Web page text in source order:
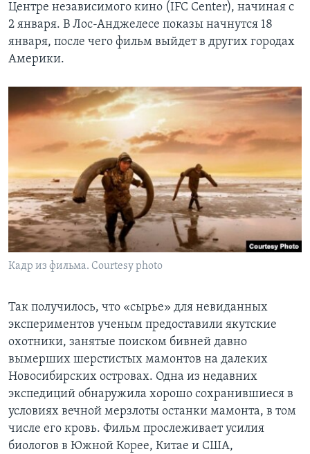
Центре независимого кино (IFC Center), начиная с
2 января. В Лос-Анджелесе показы начнутся 18
января, после чего фильм выйдет в других городах
Америки.
Кадр из фильма. Courtesy photo
Так получилось, что «сырье» для невиданных
экспериментов ученым предоставили якутские
охотники, занятые поиском бивней давно
вымерших шерстистых мамонтов на далеких
Новосибирских островах. Одна из недавних
экспедиций обнаружила хорошо сохранившиеся в
условиях вечной мерзлоты останки мамонта, в том
числе его кровь. Фильм прослеживает усилия
биологов в Южной Корее, Китае и США,